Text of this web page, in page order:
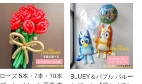
ローズ 5本・7本・10本
BLUEY＆バブル バルー